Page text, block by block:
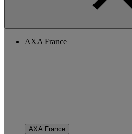
AXA France
AXA France